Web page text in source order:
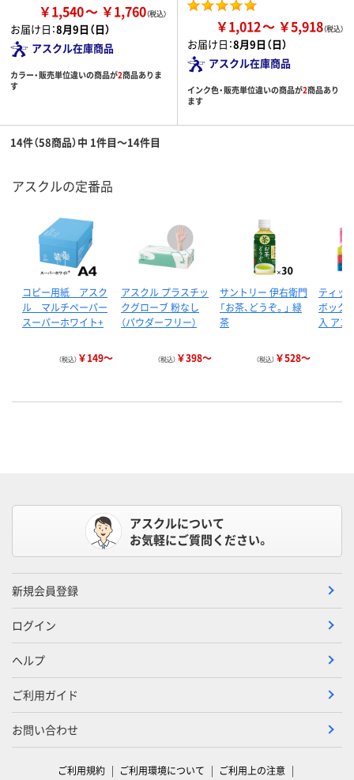
￥1,540 ￥1,760
お届け日：8月9日（日）
アスクル在庫商品
カラー・販売単位違いの商品が2商品ありま
す
￥1,012 ￥5,918
お届け日：8月9日（日）
アスクル在庫商品
インク色・販売単位違いの商品が2商品あり
ます
14件（58商品）中 1件目～14件目
アスクルの定番品
コピー用紙 アスク
ル マルチペーパー
スーパーホワイト+
（税込） ￥149～
アスクル プラスチッ
クグローブ 粉なし
（パウダーフリー）
（税込） ￥398～
サントリー 伊右衛門
「お茶、どうぞ。」 緑
茶
（税込） ￥528～
ティッ
ボック
入 ア
アスクルについて
お気軽にご質問ください。
新規会員登録
ログイン
ヘルプ
ご利用ガイド
お問い合わせ
ご利用規約 ご利用環境について ご利用上の注意